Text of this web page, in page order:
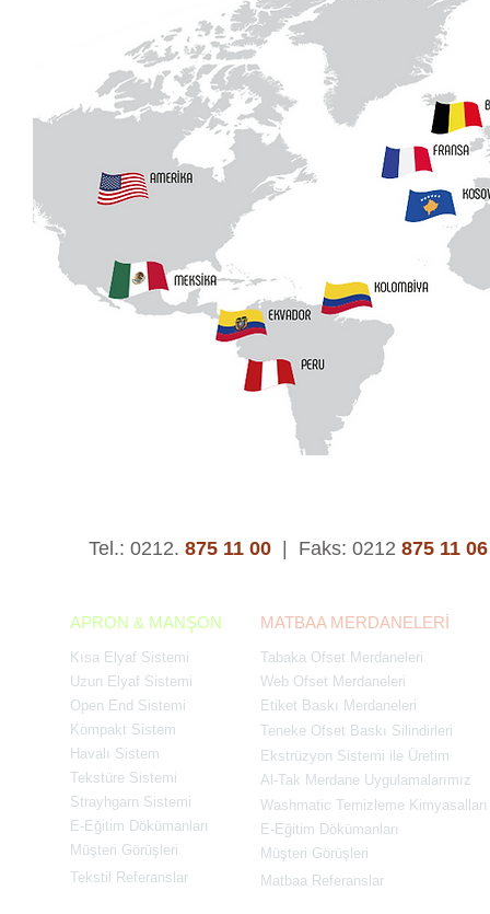
Tel.: 0212. 875 11 00 Faks: 0212 875 11 06
APRON & MANŞON
Kısa Elyaf Sistemi
Uzun Elyaf Sistemi
Open End Sistemi
Kompakt Sistem
Havalı Sistem
Tekstüre Sistemi
Strayhgarn Sistemi
E-Eğitim Dökümanları
Müşteri Görüşleri
Tekstil Referanslar
MATBAA MERDANELERİ
Tabaka Ofset Merdaneleri
Web Ofset Merdaneleri
Etiket Baskı Merdaneleri
Teneke Ofset Baskı Silindirleri
Ekstrüzyon Sistemi ile Üretim
Al-Tak Merdane Uygulamalarımız
Washmatic Temizleme Kimyasalları
E-Eğitim Dökümanları
Müşteri Görüşleri
Matbaa Referanslar